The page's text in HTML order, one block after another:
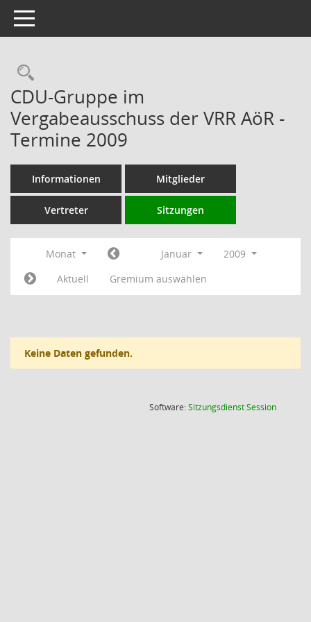
Toggle navigation
Rechercheauswahl
CDU-Gruppe im
Vergabeausschuss der VRR AöR -
Termine 2009
Informationen Mitglieder
Vertreter Sitzungen
Monat Januar
2009
Aktuell
Gremium auswählen
Keine Daten gefunden.
Software:SitzungsdienstSession(Wird in